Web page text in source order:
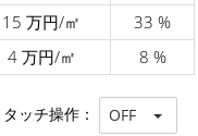
15 万円/㎡
33 %
4 万円/㎡ 8 %
タッチ操作： OFF